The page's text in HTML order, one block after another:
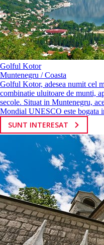
Golful Kotor
Muntenegru / Coasta
Golful Kotor, adesea numit cel
combinatie uluitoare de munti,
secole. Situat in Muntenegru,
Mondial UNESCO este bogata
SUNT INTERESAT